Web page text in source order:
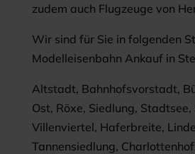
zudem auch Flugzeuge von
Wir sind für Sie in folgenden
Modelleisenbahn Ankauf in
Altstadt, Bahnhofsvorstadt,
Ost, Röxe, Siedlung, Stadtsee,
Villenviertel, Haferbreite,
Tannensiedlung,